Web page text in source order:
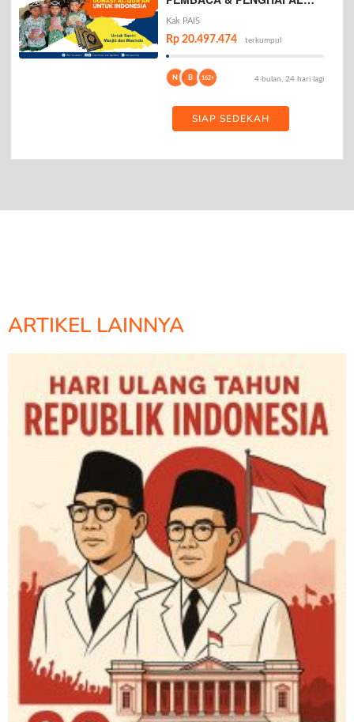
AL-QURAN
Kak PAIS
Rp 20.497.474 terkumpul
N B 162+ 4 bulan, 24 hari lagi
SIAP SEDEKAH
ARTIKEL LAINNYA